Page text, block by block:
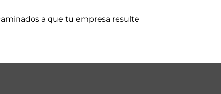
a que tu empresa resulte